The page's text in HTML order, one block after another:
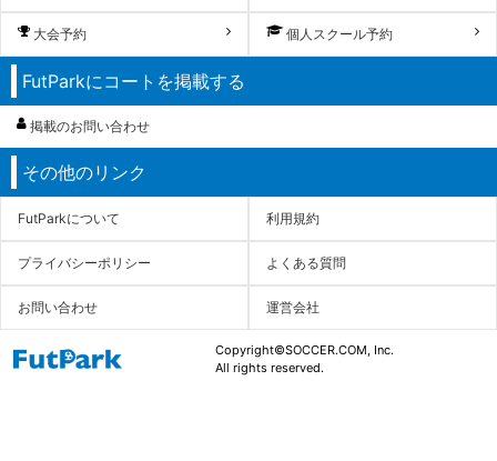
大会予約 個人スクール予約
FutParkにコートを掲載する
掲載のお問い合わせ
その他のリンク
FutParkについて 利用規約
プライバシーポリシー よくある質問
お問い合わせ 運営会社
Copyright©SOCCER.COM, Inc.
All rights reserved.